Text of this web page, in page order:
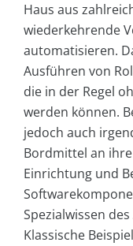
Haus aus
wiederkehrende
automatisieren.
Ausführen von
die in der Regel
werden können.
jedoch auch
Bordmittel an
Einrichtung und
Spezialwissen
Klassische